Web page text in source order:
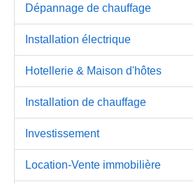
Dépannage de chauffage
Installation électrique
Hotellerie & Maison d'hôtes
Installation de chauffage
Investissement
Location-Vente immobilière